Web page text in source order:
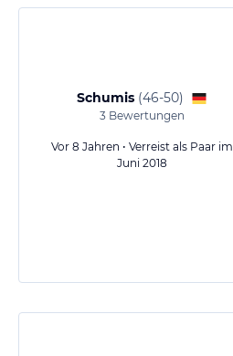
Schumis (46-50)
3Bewertungen
Vor 8 Jahren • Verreist als Paar im
Juni 2018